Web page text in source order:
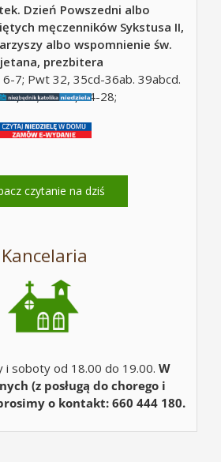
Dzień Powszedni albo
męczenników Sykstusa II,
albo wspomnienie św.
prezbitera
6-7; Pwt 32, 35cd-36ab. 39abcd.
5, 10; Mt 16, 24-28;
czytanie na dziś
Kancelaria
i soboty od 18.00 do 19.00. W
(z posługą do chorego i
o kontakt: 660 444 180.